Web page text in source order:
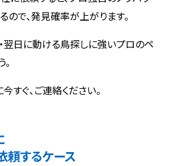
ので、発見確率が上がります。
翌日に動ける鳥探しに強いプロのペ
今すぐ、ご連絡ください。
頼するケース